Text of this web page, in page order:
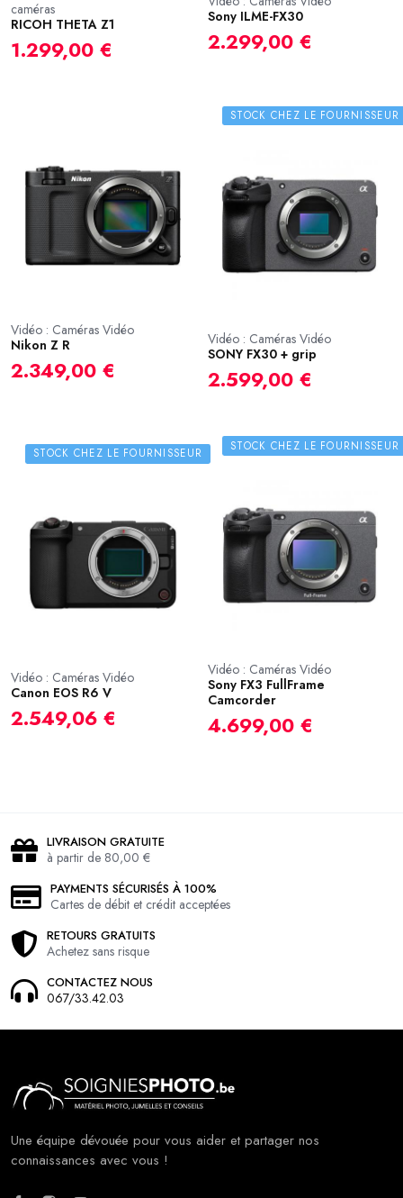
caméras
RICOH THETA Z1
1.299,00 €
Sony ILME-FX30
2.299,00 €
Vidéo : Caméras Vidéo
Nikon Z R
2.349,00 €
STOCK CHEZ LE FOURNISSEUR
Vidéo : Caméras Vidéo
SONY FX30 + grip
2.599,00 €
STOCK CHEZ LE FOURNISSEUR
Vidéo : Caméras Vidéo
Canon EOS R6 V
2.549,06 €
STOCK CHEZ LE FOURNISSEUR
Vidéo : Caméras Vidéo
Sony FX3 FullFrame
Camcorder
4.699,00 €
LIVRAISON GRATUITE
à partir de 80,00 €
PAYMENTS SÉCURISÉS À 100%
Cartes de débit et crédit acceptées
RETOURS GRATUITS
Achetez sans risque
CONTACTEZ NOUS
067/33.42.03
Une équipe dévouée pour vous aider et partager nos
connaissances avec vous !